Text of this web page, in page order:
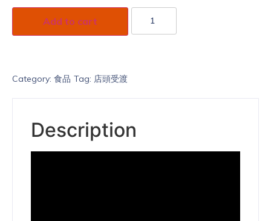
Add to cart
Category: 食品 Tag: 店頭受渡
Description